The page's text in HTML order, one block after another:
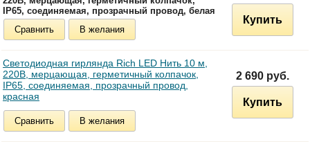
IP65, соединяемая, прозрачный провод, белая
Сравнить
В желания
Купить
Светодиодная гирлянда Rich LED Нить 10 м,
220В, мерцающая, герметичный колпачок,
IP65, соединяемая, прозрачный провод,
красная
Сравнить В желания
2 690 руб.
Купить